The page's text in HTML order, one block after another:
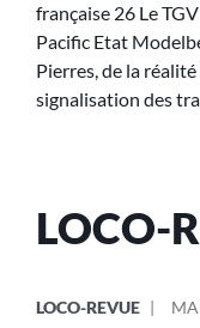
française 26 Le
Pacific Etat
Pierres, de la
signalisation des
LOCO-
LOCO-REVUE